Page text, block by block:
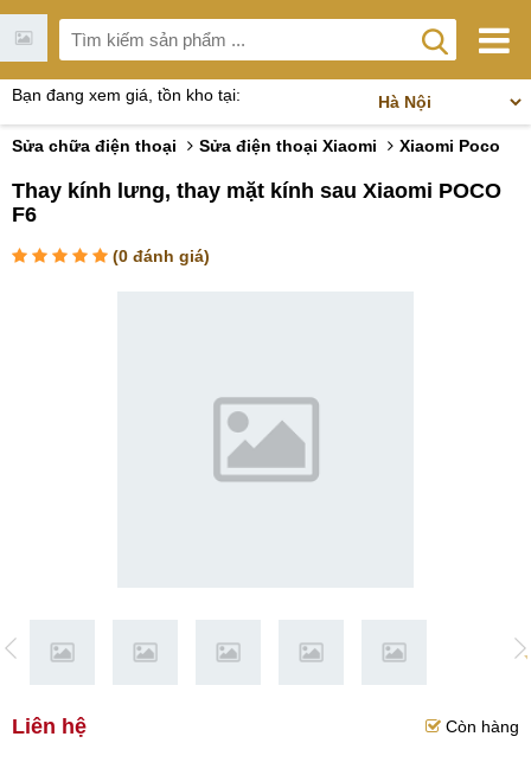
Bạn đang xem giá, tồn kho tại:
Sửa chữa điện thoại Sửa điện thoại Xiaomi Xiaomi Poco
Thay kính lưng, thay mặt kính sau Xiaomi POCO
F6
(0 đánh giá)
Liên hệ Còn hàng